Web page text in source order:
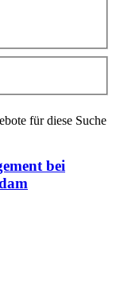
für diese Suche
bei